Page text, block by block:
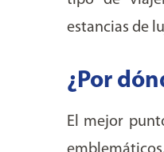
estancias de
¿Por
El mejor